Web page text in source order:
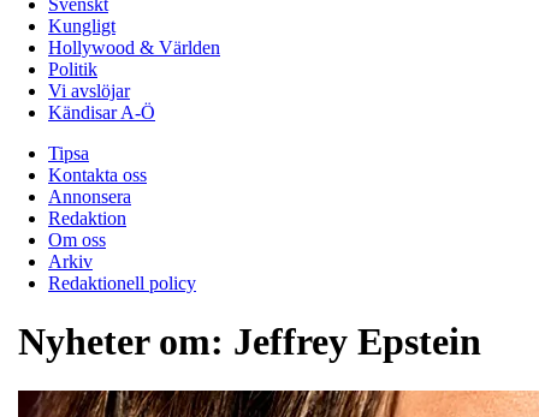
Svenskt
Kungligt
Hollywood & Världen
Politik
Vi avslöjar
Kändisar A-Ö
Tipsa
Kontakta oss
Annonsera
Redaktion
Om oss
Arkiv
Redaktionell policy
Nyheter om: Jeffrey Epstein